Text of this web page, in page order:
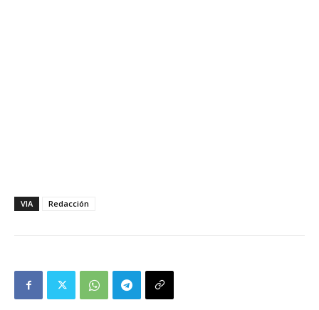
VIA Redacción